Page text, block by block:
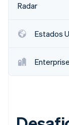
Stripe
Radar
Estados
Enterprise